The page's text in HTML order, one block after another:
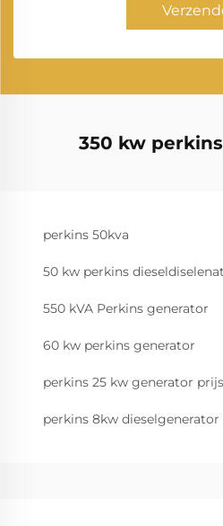
350 kw
perkins 50kva
50 kw perkins
550 kVA Perkins generator
60 kw perkins generator
perkins 25 kw generator prijs
perkins 8kw dieselgenerator